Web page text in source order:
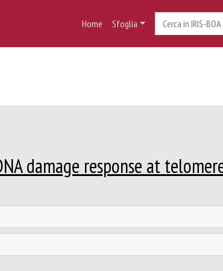
Home Sfoglia
damage response at